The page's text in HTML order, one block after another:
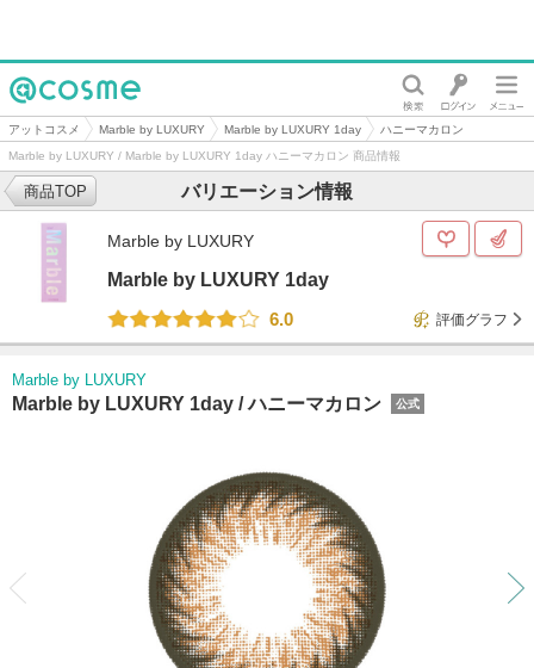
@cosme
アットコスメ Marble by LUXURY Marble by LUXURY 1day
ハニーマカロン
Marble by LUXURY / Marble by LUXURY 1day ハニーマカロン 商品情報
バリエーション情報
商品TOP
Marble by LUXURY
Marble by LUXURY 1day
6.0
評価グラフ
Marble by LUXURY
Marble by LUXURY 1day /ハニーマカロン 公式